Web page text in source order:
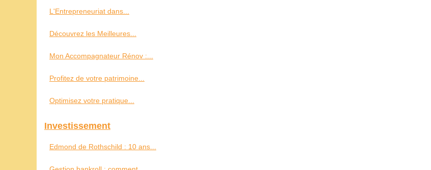
L'Entrepreneuriat dans...
Découvrez les Meilleures...
Mon Accompagnateur Rénov :...
Profitez de votre patrimoine...
Optimisez votre pratique...
Investissement
Edmond de Rothschild : 10 ans...